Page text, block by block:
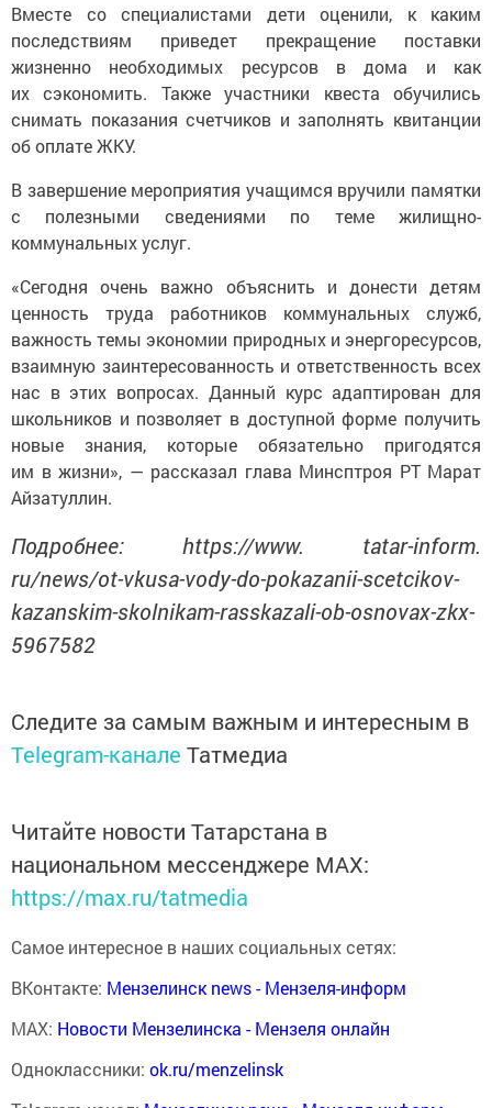
Вместе со специалистами дети оценили, к каким
последствиям приведет прекращение поставки
жизненно необходимых ресурсов в дома и как
их сэкономить. Также участники квеста обучились
снимать показания счетчиков и заполнять квитанции
об оплате ЖКУ.
В завершение мероприятия учащимся вручили памятки
с полезными сведениями по теме жилищно-
коммунальных услуг.
«Сегодня очень важно объяснить и донести детям
ценность труда работников коммунальных служб,
важность темы экономии природных и энергоресурсов,
взаимную заинтересованность и ответственность всех
нас в этих вопросах. Данный курс адаптирован для
школьников и позволяет в доступной форме получить
новые знания, которые обязательно пригодятся
им в жизни», — рассказал глава Минсптроя РТ Марат
Айзатуллин.
Подробнее: https://www. tatar-inform.
ru/news/ot-vkusa-vody-do-pokazanii-scetcikov-
kazanskim-skolnikam-rasskazali-ob-osnovax-zkx-
5967582
Следите за самым важным и интересным в
Telegram-канале Татмедиа
Читайте новости Татарстана в
национальном мессенджере MАХ:
https://max.ru/tatmedia
Самое интересное в наших социальных сетях:
ВКонтакте: Мензелинск news - Мензеля-информ
MAX: Новости Мензелинска - Мензеля онлайн
Одноклассники: ok.ru/menzelinsk